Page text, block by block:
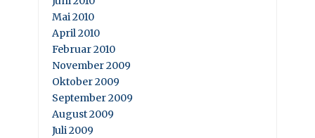
Mai 2010
April 2010
Februar 2010
November 2009
Oktober 2009
September 2009
August 2009
Juli 2009